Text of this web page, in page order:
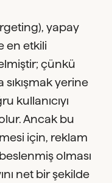
yapay
en etkili
çünkü
sıkışmak yerine
kullanıcıyı
Ancak bu
için, reklam
olması
net bir şekilde